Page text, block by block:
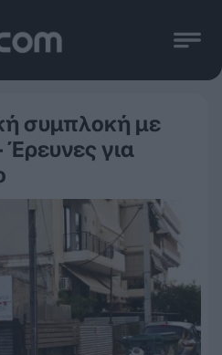
συμπλοκή με
Έρευνες για